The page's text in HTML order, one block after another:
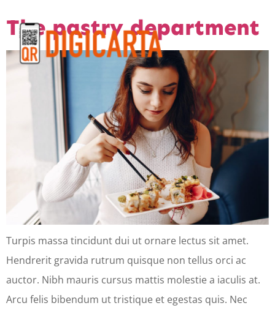
The pastry department
Turpis massa tincidunt dui ut ornare lectus sit amet.
Hendrerit gravida rutrum quisque non tellus orci ac
auctor. Nibh mauris cursus mattis molestie a iaculis at.
Arcu felis bibendum ut tristique et egestas quis. Nec